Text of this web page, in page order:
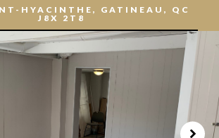
HYACINTHE, GATINEAU, QC
J8X 2T8